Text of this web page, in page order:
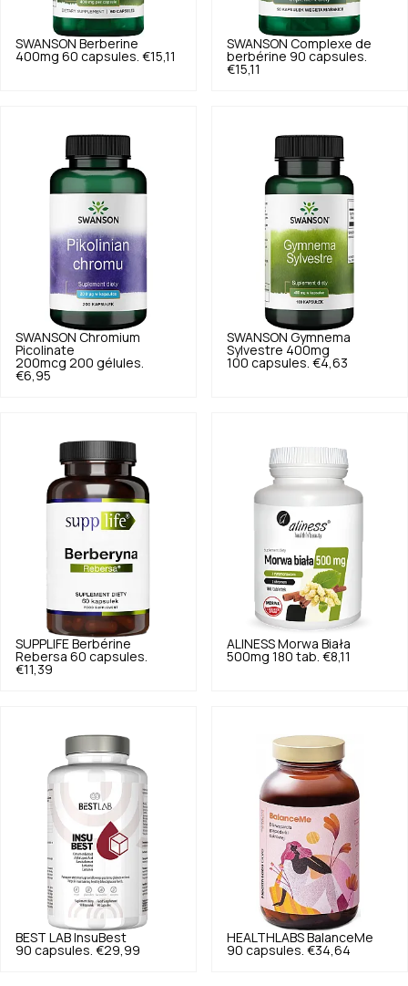
SWANSON Berberine
400mg 60 capsules. €15,11
SWANSON Complexe de
berbérine 90 capsules.
€15,11
SWANSON Chromium
Picolinate
200mcg 200 gélules.
€6,95
SWANSON Gymnema
Sylvestre 400mg
100 capsules. €4,63
SUPPLIFE Berbérine
Rebersa 60 capsules.
€11,39
ALINESS Morwa Biała
500mg 180 tab. €8,11
BEST LAB InsuBest
90 capsules. €29,99
HEALTHLABS BalanceMe
90 capsules. €34,64